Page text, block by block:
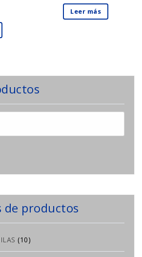
Leer más
de productos
(10)